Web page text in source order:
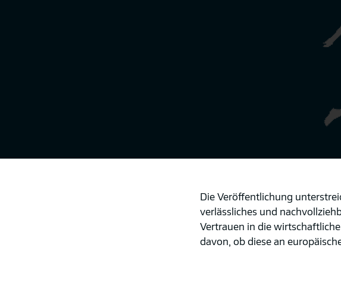
Die Veröffentlichung
verlässliches und
Vertrauen in die
davon, ob diese an